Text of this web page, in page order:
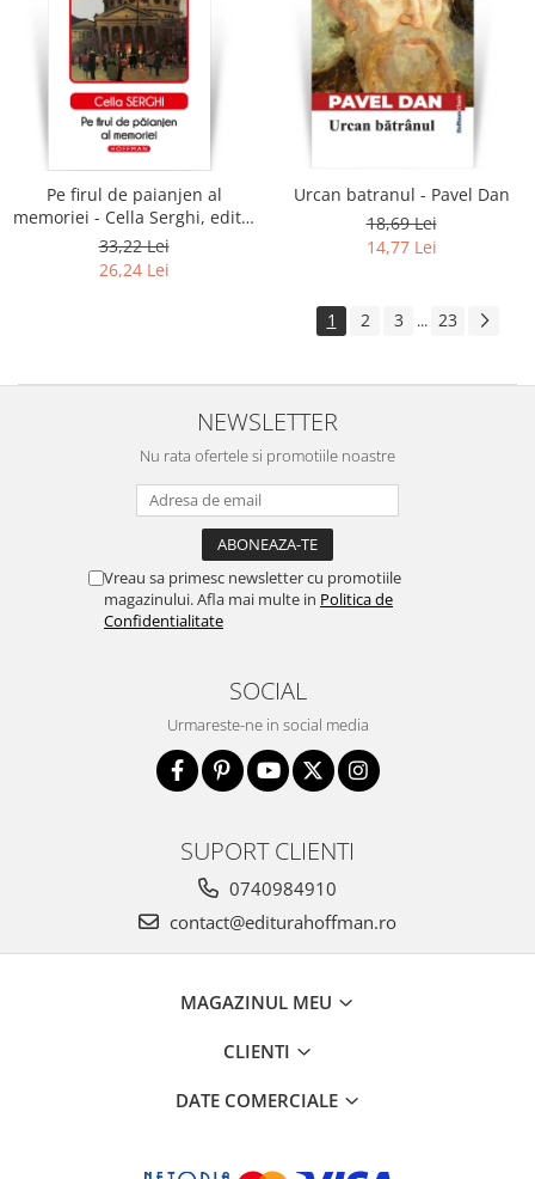
Pe firul de paianjen al
memoriei - Cella Serghi, editia
2020
33,22 Lei
26,24 Lei
Urcan batranul - Pavel Dan
18,69 Lei
14,77 Lei
1 2 3 ... 23
NEWSLETTER
Nu rata ofertele si promotiile noastre
Vreau sa primesc newsletter cu promotiile
magazinului. Afla mai multe in Politica de
Confidentialitate
SOCIAL
Urmareste-ne in social media
SUPORT CLIENTI
0740984910
contact@editurahoffman.ro
MAGAZINUL MEU
CLIENTI
DATE COMERCIALE